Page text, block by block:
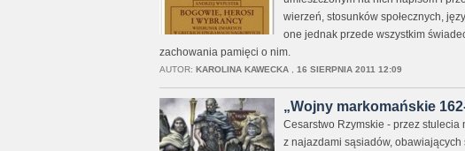
wierzeń, stosunków społecznych,
one jednak przede wszystkim
zachowania pamięci o nim.
AUTOR: KAROLINA KAWECKA, 16 SIERPNIA 2011 12:09
„Wojny markomańskie
Cesarstwo Rzymskie - przez
z najazdami sąsiadów,